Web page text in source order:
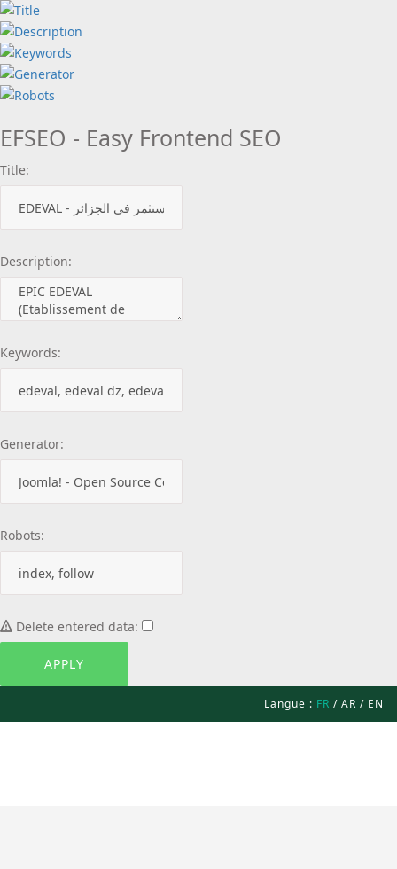
EFSEO - Easy Frontend SEO
Title:
Description:
Keywords:
Generator:
Robots:
Delete entered data:
Langue : FR / AR / EN